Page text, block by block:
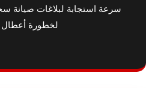
لخطورة أعطال